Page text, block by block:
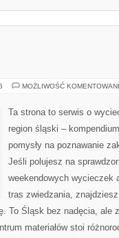
MOŻLIWOŚĆ
Ta strona to serwis o
region śląski –
pomysły na poznawanie
Jeśli polujesz na
weekendowych wycieczek
tras zwiedzania,
To Śląsk bez nadęcia, ale
materiałów stoi